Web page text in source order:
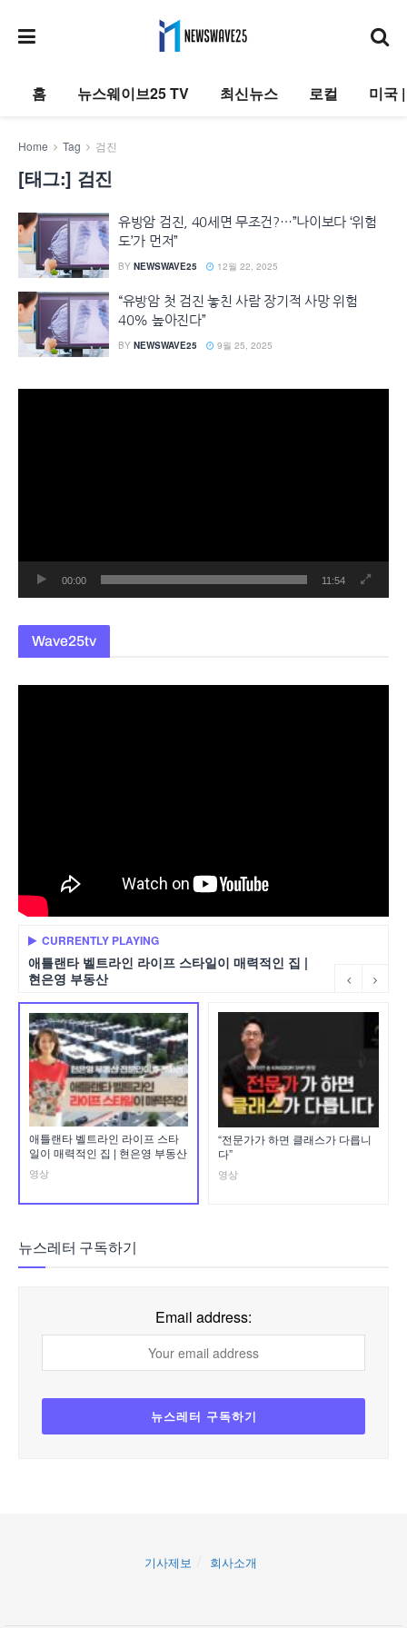
홈 뉴스웨이브25 TV 최신뉴스 로컬 미국
Home Tag 검진
[태그:] 검진
유방암 검진, 40세면 무조건?…”나이보다 ‘위험
도’가 먼저”
BY NEWSWAVE25 12월 22, 2025
“유방암 첫 검진 놓친 사람 장기적 사망 위험
40% 높아진다”
BY NEWSWAVE25 9월 25, 2025
00:00 11:54
Wave25tv
CURRENTLY PLAYING
애틀랜타 벨트라인 라이프 스타일이 매력적인 집 |
현은영 부동산
애틀랜타 벨트라인 라이프 스타
일이 매력적인 집 | 현은영 부동산
영상
“전문가가 하면 클래스가 다릅니
다”
영상
뉴스레터 구독하기
Email address:
기사제보 회사소개